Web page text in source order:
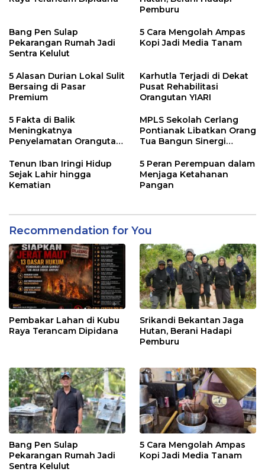
Pemburu
Bang Pen Sulap
Pekarangan Rumah Jadi
Sentra Kelulut
5 Cara Mengolah Ampas
Kopi Jadi Media Tanam
5 Alasan Durian Lokal Sulit
Bersaing di Pasar
Premium
Karhutla Terjadi di Dekat
Pusat Rehabilitasi
Orangutan YIARI
5 Fakta di Balik
Meningkatnya
Penyelamatan Orangutan
MPLS Sekolah Cerlang
Pontianak Libatkan Orang
Tua Bangun Sinergi
Tenun Iban Iringi Hidup
Sejak Lahir hingga
Kematian
5 Peran Perempuan dalam
Menjaga Ketahanan
Pangan
Recommendation for You
Pembakar Lahan di Kubu
Raya Terancam Dipidana
Srikandi Bekantan Jaga
Hutan, Berani Hadapi
Pemburu
Bang Pen Sulap
Pekarangan Rumah Jadi
Sentra Kelulut
5 Cara Mengolah Ampas
Kopi Jadi Media Tanam